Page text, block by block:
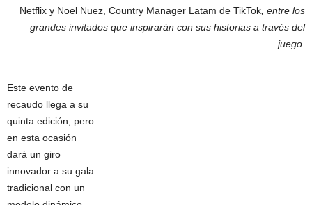
Netflix y Noel Nuez, Country Manager Latam de TikTok , entre los
grandes invitados que inspirarán con sus historias a través del
juego.
Este evento de
recaudo llega a su
quinta edición, pero
en esta ocasión
dará un giro
innovador a su gala
tradicional con un